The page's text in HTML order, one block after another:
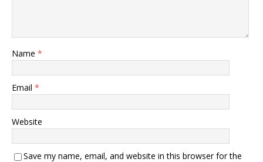
Name *
Email *
Website
Save my name, email, and website in this browser for the